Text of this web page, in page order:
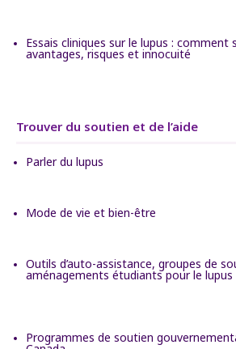
Essais cliniques sur le lupus : comment
avantages, risques et innocuité
Trouver du soutien et de l’aide
Parler du lupus
Mode de vie et bien-être
Outils d’auto-assistance, groupes de
aménagements étudiants pour le
Programmes de soutien